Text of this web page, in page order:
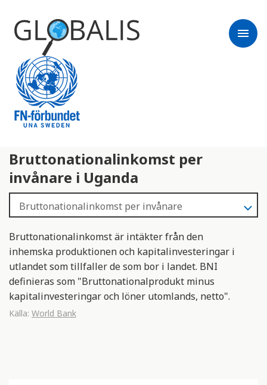
menu
Bruttonationalinkomst per
invånare i Uganda
Bruttonationalinkomst är intäkter från den
inhemska produktionen och kapitalinvesteringar i
utlandet som tillfaller de som bor i landet. BNI
definieras som "Bruttonationalprodukt minus
kapitalinvesteringar och löner utomlands, netto".
Källa: World Bank